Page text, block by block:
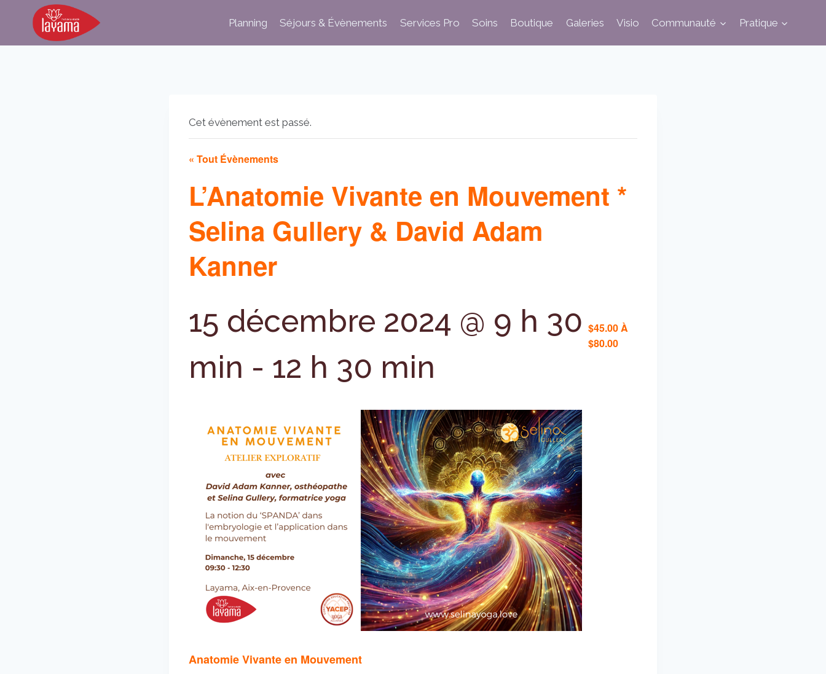
Planning Séjours & Évènements Services Pro Soins Boutique Galeries Visio Communauté Pratique
Cet évènement est passé.
« Tout Évènements
L’Anatomie Vivante en Mouvement *
Selina Gullery & David Adam
Kanner
15 décembre 2024 @ 9 h 30
min - 12 h 30 min
$45.00 À
$80.00
Anatomie Vivante en Mouvement